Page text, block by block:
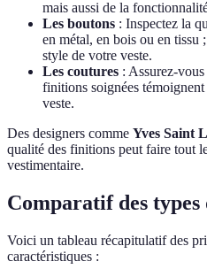
mais aussi de la
Les boutons : Inspectez la
en métal, en bois ou en
style de votre veste.
Les coutures : Assurez-
finitions soignées
veste.
Des designers comme Yves Saint
qualité des finitions peut faire tout
vestimentaire.
Comparatif des types
Voici un tableau récapitulatif des
caractéristiques :